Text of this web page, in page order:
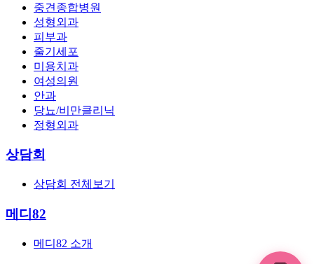
중견종합병원
성형외과
피부과
줄기세포
미용치과
여성의원
안과
당뇨/비만클리닉
정형외과
상담회
상담회 전체보기
메디82
메디82 소개